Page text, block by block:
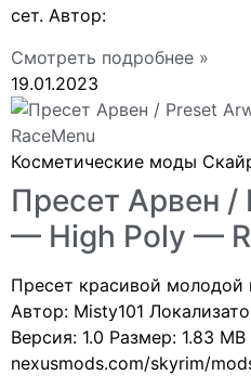
сет. Автор:
Смотреть подробнее »
19.01.2023
Косметические моды
Пресет Арвен /
— High Poly —
Пресет красивой молодой
Автор: Misty101
Версия: 1.0 Размер: 1.83
nexusmods.com/skyrim/